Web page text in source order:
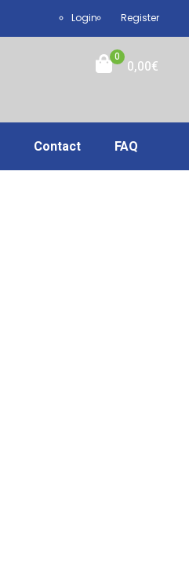
Login Register
0
0,00€
Contact FAQ